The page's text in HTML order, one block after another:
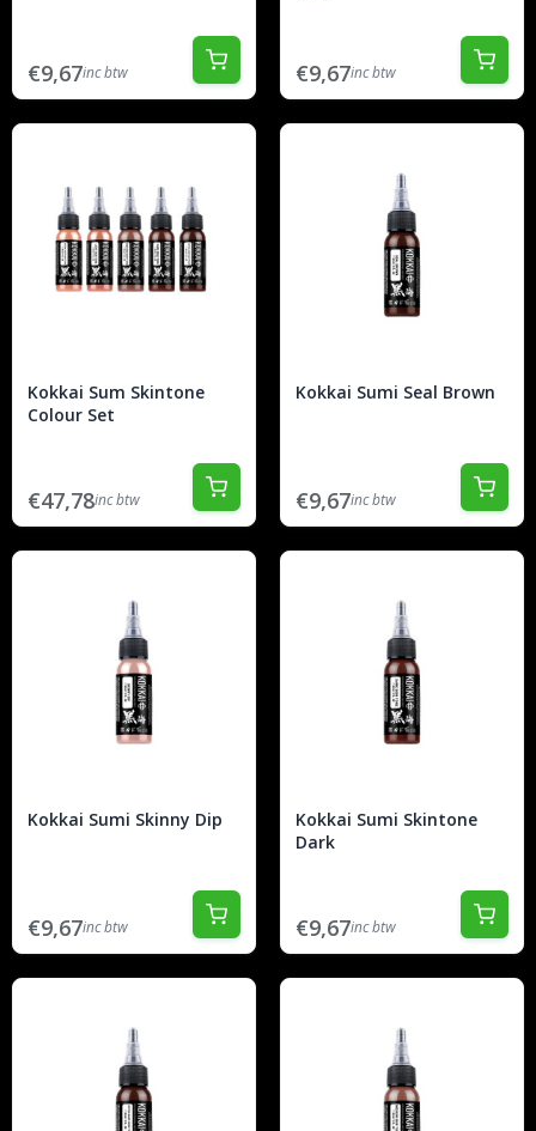
€9,67inc btw €9,67inc btw
Kokkai Sum Skintone
Colour Set
€47,78inc btw
Kokkai Sumi Seal Brown
€9,67inc btw
Kokkai Sumi Skinny Dip
€9,67inc btw
Kokkai Sumi Skintone
Dark
€9,67inc btw